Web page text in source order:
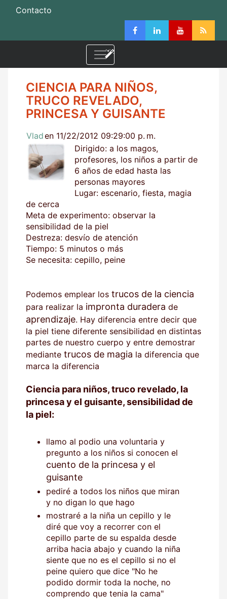
Contacto
CIENCIA PARA NIÑOS,
TRUCO REVELADO,
PRINCESA Y GUISANTE
Vladen 11/22/2012 09:29:00 p. m.
Dirigido: a los magos,
profesores, los niños a partir de
6 años de edad hasta las
personas mayores
Lugar: escenario, fiesta, magia
de cerca
Meta de experimento: observar la
sensibilidad de la piel
Destreza: desvío de atención
Tiempo: 5 minutos o más
Se necesita: cepillo, peine
Podemos emplear los trucos de la ciencia
para realizar la impronta duradera de
aprendizaje. Hay diferencia entre decir que
la piel tiene diferente sensibilidad en distintas
partes de nuestro cuerpo y entre demostrar
mediante trucos de magia la diferencia que
marca la diferencia
Ciencia para niños, truco revelado, la
princesa y el guisante, sensibilidad de
la piel:
llamo al podio una voluntaria y
pregunto a los niños si conocen el
cuento de la princesa y el
guisante
pediré a todos los niños que miran
y no digan lo que hago
mostraré a la niña un cepillo y le
diré que voy a recorrer con el
cepillo parte de su espalda desde
arriba hacia abajo y cuando la niña
siente que no es el cepillo si no el
peine quiero que dice "No he
podido dormir toda la noche, no
comprendo que tenia la cama"